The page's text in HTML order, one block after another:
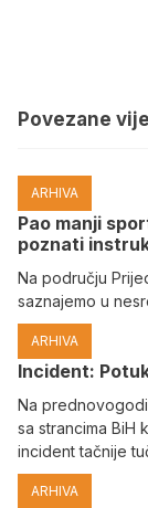
Povezane
ARHIVA
Pao manji
poznati
Na području
saznajemo u
ARHIVA
Incident:
Na
sa strancima
incident tačnije
ARHIVA